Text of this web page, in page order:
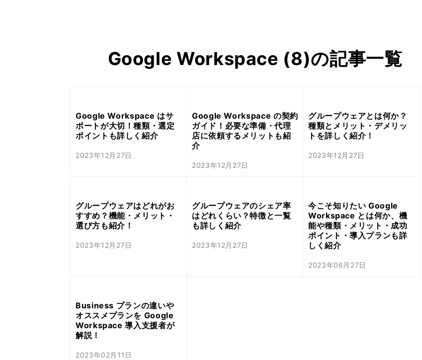
Google Workspace (8)の記事一覧
Google Workspace はサ
ポートが大切！種類・選定
ポイントも詳しく紹介
2023年12月27日
Google Workspace の契約
ガイド！必要な準備・代理
店に依頼するメリットも紹
介
2023年12月27日
グループウェアとは何か？
種類とメリット・デメリッ
トを詳しく紹介！
2023年12月27日
グループウェアはどれがお
すすめ？機能・メリット・
選び方も紹介！
2023年12月27日
グループウェアのシェア率
はどれくらい？特徴と一覧
も詳しく紹介
2023年12月27日
今こそ知りたい Google
Workspace とは何か、機
能や種類・メリット・成功
ポイント・導入プランも詳
しく紹介
2023年06月27日
Business プランの違いや
オススメプランを Google
Workspace 導入支援者が
解説！
2023年02月11日